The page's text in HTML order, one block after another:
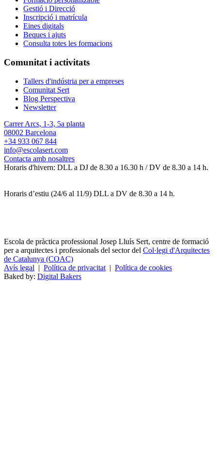
Gestió i Direcció
Inscripció i matrícula
Eines digitals
Beques i ajuts
Consulta totes les formacions
Comunitat i activitats
Tallers d'indústria per a empreses
Comunitat Sert
Blog Perspectiva
Newsletter
Carrer Arcs, 1-3, 5a planta
08002 Barcelona
+34 933 067 844
info@escolasert.com
Contacta amb nosaltres
Horaris d'hivern: DLL a DJ de 8.30 a 16.30 h / DV de 8.30 a 14 h.
Horaris d’estiu (24/6 al 11/9) DLL a DV de 8.30 a 14 h.
Escola de pràctica professional Josep Lluís Sert, centre de formació
per a arquitectes i professionals del sector del Col·legi d'Arquitectes
de Catalunya (COAC)
Avís legal | Política de privacitat | Política de cookies
Baked by: Digital Bakers